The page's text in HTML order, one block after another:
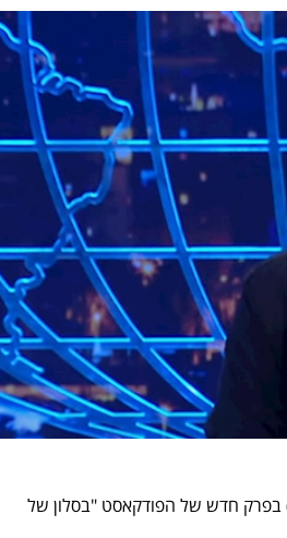
התקשורת והסאטיריקן ליאור שליין, התארח היום (רביעי, 17.06) בפרק חדש של הפודקאסט "בסלון של